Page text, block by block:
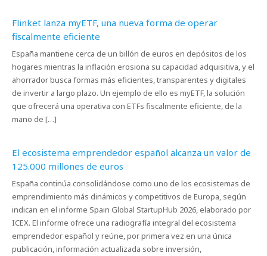
Flinket lanza myETF, una nueva forma de operar
fiscalmente eficiente
España mantiene cerca de un billón de euros en depósitos de los
hogares mientras la inflación erosiona su capacidad adquisitiva, y el
ahorrador busca formas más eficientes, transparentes y digitales
de invertir a largo plazo. Un ejemplo de ello es myETF, la solución
que ofrecerá una operativa con ETFs fiscalmente eficiente, de la
mano de […]
El ecosistema emprendedor español alcanza un valor de
125.000 millones de euros
España continúa consolidándose como uno de los ecosistemas de
emprendimiento más dinámicos y competitivos de Europa, según
indican en el informe Spain Global StartupHub 2026, elaborado por
ICEX. El informe ofrece una radiografía integral del ecosistema
emprendedor español y reúne, por primera vez en una única
publicación, información actualizada sobre inversión,